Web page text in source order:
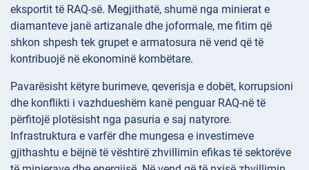
eksportit të RAQ-së. Megjithatë, shumë nga minierat e
diamanteve janë artizanale dhe joformale, me fitim që
shkon shpesh tek grupet e armatosura në vend që të
kontribuojë në ekonominë kombëtare.
Pavarësisht këtyre burimeve, qeverisja e dobët, korrupsioni
dhe konflikti i vazhdueshëm kanë penguar RAQ-në të
përfitojë plotësisht nga pasuria e saj natyrore.
Infrastruktura e varfër dhe mungesa e investimeve
gjithashtu e bëjnë të vështirë zhvillimin efikas të sektorëve